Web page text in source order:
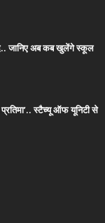
जानिए अब कब खुलेंगे स्कूल
स्टैच्यू ऑफ यूनिटी से